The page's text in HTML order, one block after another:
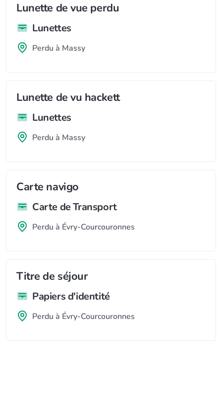
Lunette de vue perdu
Lunettes
Perdu à Massy
Lunette de vu hackett
Lunettes
Perdu à Massy
Carte navigo
Carte de Transport
Perdu à Évry-Courcouronnes
Titre de séjour
Papiers d'identité
Perdu à Évry-Courcouronnes